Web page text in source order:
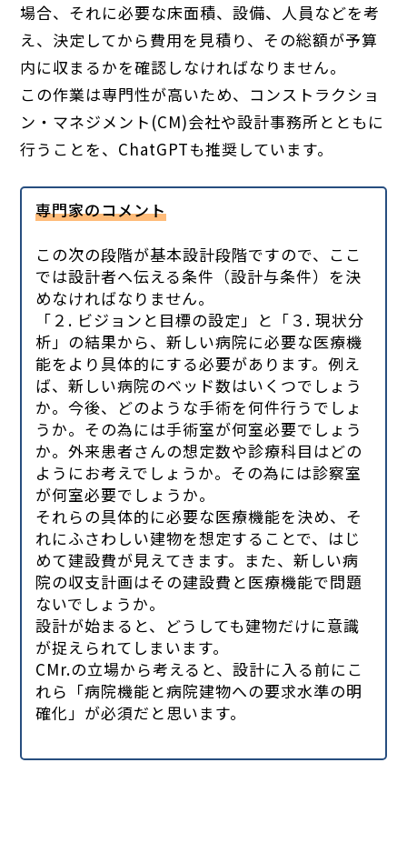
場合、それに必要な床面積、設備、人員などを考
え、決定してから費用を見積り、その総額が予算
内に収まるかを確認しなければなりません。
この作業は専門性が高いため、コンストラクショ
ン・マネジメント(CM)会社や設計事務所とともに
行うことを、ChatGPTも推奨しています。
専門家のコメント
この次の段階が基本設計段階ですので、ここ
では設計者へ伝える条件（設計与条件）を決
めなければなりません。
「２. ビジョンと目標の設定」と「３. 現状分
析」の結果から、新しい病院に必要な医療機
能をより具体的にする必要があります。例え
ば、新しい病院のベッド数はいくつでしょう
か。今後、どのような手術を何件行うでしょ
うか。その為には手術室が何室必要でしょう
か。外来患者さんの想定数や診療科目はどの
ようにお考えでしょうか。その為には診察室
が何室必要でしょうか。
それらの具体的に必要な医療機能を決め、そ
れにふさわしい建物を想定することで、はじ
めて建設費が見えてきます。また、新しい病
院の収支計画はその建設費と医療機能で問題
ないでしょうか。
設計が始まると、どうしても建物だけに意識
が捉えられてしまいます。
CMr.の立場から考えると、設計に入る前にこ
れら「病院機能と病院建物への要求水準の明
確化」が必須だと思います。